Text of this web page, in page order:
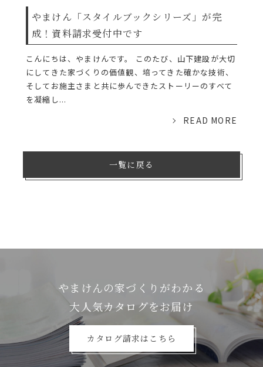
やまけん「スタイルブックシリーズ」が完
成！資料請求受付中です
こんにちは、やまけんです。 このたび、山下建設が大切
にしてきた家づくりの価値観、培ってきた確かな技術、
そしてお施主さまと共に歩んできたストーリーのすべて
を凝縮し...
READ MORE
一覧に戻る
やまけんの家づくりがわかる
⼤⼈気カタログをお届け
カタログ請求はこちら